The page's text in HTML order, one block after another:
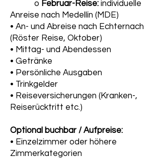
o Februar-Reise: individuelle
Anreise nach Medellín (MDE)
• An- und Abreise nach Echternach
(Röster Reise, Oktober)
• Mittag- und Abendessen
• Getränke
• Persönliche Ausgaben
• Trinkgelder
• Reiseversicherungen (Kranken-,
Reiserücktritt etc.)
Optional buchbar / Aufpreise:
• Einzelzimmer oder höhere
Zimmerkategorien